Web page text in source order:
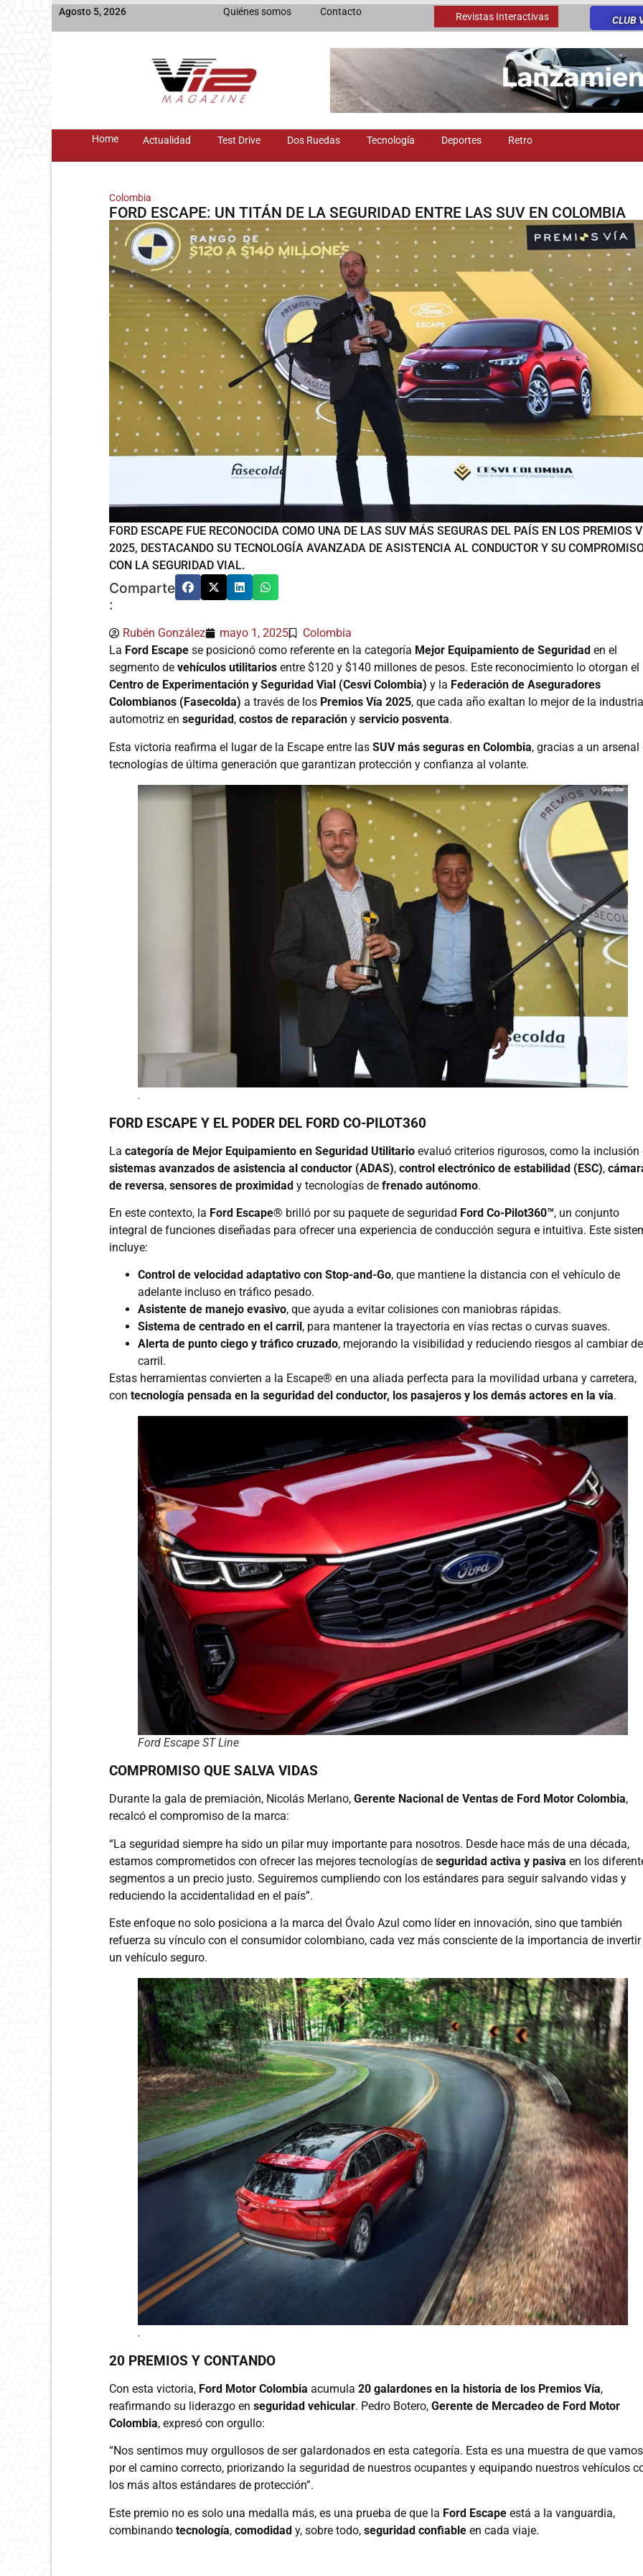
Agosto 5, 2026 Quiénes somos Contacto Revistas Interactivas CLUB
Home Actualidad Test Drive Dos Ruedas Tecnología Deportes Retro
Colombia
FORD ESCAPE: UN TITÁN DE LA SEGURIDAD ENTRE LAS SUV EN COLOMBIA
FORD ESCAPE FUE RECONOCIDA COMO UNA DE LAS SUV MÁS SEGURAS DEL PAÍS EN LOS PREMIOS
2025, DESTACANDO SU TECNOLOGÍA AVANZADA DE ASISTENCIA AL CONDUCTOR Y SU
CON LA SEGURIDAD VIAL.
Comparte
:
Rubén González mayo 1, 2025
Colombia
La Ford Escape se posicionó como referente en la categoría Mejor Equipamiento de Seguridad en el
segmento de vehículos utilitarios entre $120 y $140 millones de pesos. Este reconocimiento lo otorgan el
Centro de Experimentación y Seguridad Vial (Cesvi Colombia) y la Federación de Aseguradores
Colombianos (Fasecolda) a través de los Premios Vía 2025, que cada año exaltan lo mejor de la industria
automotriz en seguridad , costos de reparación y servicio posventa.
Esta victoria reafirma el lugar de la Escape entre las SUV más seguras en Colombia, gracias a un arsenal
tecnologías de última generación que garantizan protección y confianza al volante.
.
FORD ESCAPE Y EL PODER DEL FORD CO-PILOT360
La categoría de Mejor Equipamiento en Seguridad Utilitario evaluó criterios rigurosos, como la inclusión
sistemas avanzados de asistencia al conductor (ADAS), control electrónico de estabilidad (ESC),
de reversa, sensores de proximidad y tecnologías de frenado autónomo.
En este contexto, la Ford Escape® brilló por su paquete de seguridad Ford Co-Pilot360™, un conjunto
integral de funciones diseñadas para ofrecer una experiencia de conducción segura e intuitiva. Este
incluye:
Control de velocidad adaptativo con Stop-and-Go, que mantiene la distancia con el vehículo de
adelante incluso en tráfico pesado.
Asistente de manejo evasivo, que ayuda a evitar colisiones con maniobras rápidas.
Sistema de centrado en el carril , para mantener la trayectoria en vías rectas o curvas suaves.
Alerta de punto ciego y tráfico cruzado, mejorando la visibilidad y reduciendo riesgos al cambiar de
carril.
Estas herramientas convierten a la Escape® en una aliada perfecta para la movilidad urbana y carretera,
con tecnología pensada en la seguridad del conductor, los pasajeros y los demás actores en la vía.
Ford Escape ST Line
COMPROMISO QUE SALVA VIDAS
Durante la gala de premiación, Nicolás Merlano, Gerente Nacional de Ventas de Ford Motor Colombia,
recalcó el compromiso de la marca:
“La seguridad siempre ha sido un pilar muy importante para nosotros. Desde hace más de una década,
estamos comprometidos con ofrecer las mejores tecnologías de seguridad activa y pasiva en los
segmentos a un precio justo. Seguiremos cumpliendo con los estándares para seguir salvando vidas y
reduciendo la accidentalidad en el país”.
Este enfoque no solo posiciona a la marca del Óvalo Azul como líder en innovación, sino que también
refuerza su vínculo con el consumidor colombiano, cada vez más consciente de la importancia de invertir
un vehículo seguro.
.
20 PREMIOS Y CONTANDO
Con esta victoria, Ford Motor Colombia acumula 20 galardones en la historia de los Premios Vía,
reafirmando su liderazgo en seguridad vehicular. Pedro Botero, Gerente de Mercadeo de Ford Motor
Colombia, expresó con orgullo:
“Nos sentimos muy orgullosos de ser galardonados en esta categoría. Esta es una muestra de que vamos
por el camino correcto, priorizando la seguridad de nuestros ocupantes y equipando nuestros vehículos
los más altos estándares de protección”.
Este premio no es solo una medalla más, es una prueba de que la Ford Escape está a la vanguardia,
combinando tecnología, comodidad y, sobre todo, seguridad confiable en cada viaje.